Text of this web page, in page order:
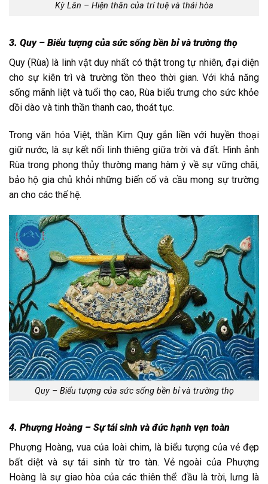
Kỳ Lân – Hiện thân của trí tuệ và thái hòa
3. Quy – Biểu tượng của sức sống bền bỉ và trường thọ
Quy (Rùa) là linh vật duy nhất có thật trong tự nhiên, đại diện
cho sự kiên trì và trường tồn theo thời gian. Với khả năng
sống mãnh liệt và tuổi thọ cao, Rùa biểu trưng cho sức khỏe
dồi dào và tinh thần thanh cao, thoát tục.
Trong văn hóa Việt, thần Kim Quy gắn liền với huyền thoại
giữ nước, là sự kết nối linh thiêng giữa trời và đất. Hình ảnh
Rùa trong phong thủy thường mang hàm ý về sự vững chãi,
bảo hộ gia chủ khỏi những biến cố và cầu mong sự trường
an cho các thế hệ.
Quy – Biểu tượng của sức sống bền bỉ và trường thọ
4. Phượng Hoàng – Sự tái sinh và đức hạnh vẹn toàn
Phượng Hoàng, vua của loài chim, là biểu tượng của vẻ đẹp
bất diệt và sự tái sinh từ tro tàn. Vẻ ngoài của Phượng
Hoàng là sự giao hòa của các thiên thể: đầu là trời, lưng là